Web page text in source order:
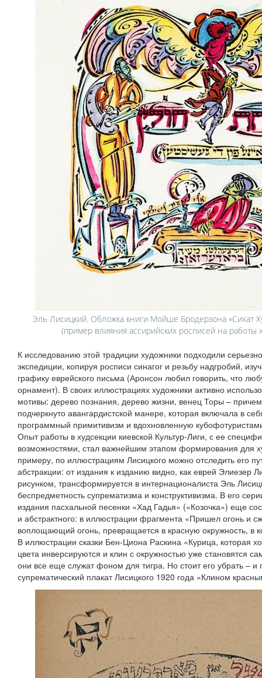
Эль Лисицкий. Обложка книги Мойше Бродерзона «Сихат
(пример влияния ассирийских росписей на работы
К исследованию этой традиции художники подходили
экспедиции, копируя росписи синагог и резьбу надгробий,
графику еврейского письма (Аронсон любил говорить, что
орнамент). В своих иллюстрациях художники активно
мотивы: дерево познания, дерево жизни, венец Торы –
подчеркнуто авангардистской манере, которая включала в
программный примитивизм и вдохновленную
Опыт работы в худсекции киевской Культур-Лиги, с ее
возможностями, стал важнейшим этапом формирования для
примеру, по иллюстрациям Лисицкого можно отследить его
абстракции: от издания к изданию видно, как еврей Элиезер
рисунком, трансформируется в интернационалиста Эль
беспредметность супрематизма и конструктивизма. В его
издания пасхальной песенки «Хад Гадья» («Козочка») еще
и абстрактного: в иллюстрации фрагмента «Пришел огонь и
воплощающий огонь, превращается в красную окружность, в
В иллюстрации сказки Бен-Циона Раскина «Курица, которая
цвета инверсируются и клин с окружностью уже становятся
они все еще служат фоном для тигра. Но стоит его убрать – и
супрематический плакат Лисицкого 1920 года «Клином